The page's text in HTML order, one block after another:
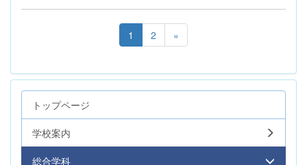
1 2 »
トップページ
学校案内
総合学科